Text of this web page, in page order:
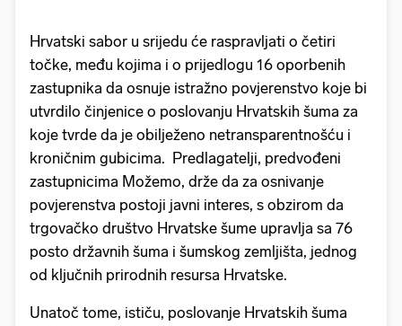
Hrvatski sabor u srijedu će raspravljati o četiri
točke, među kojima i o prijedlogu 16 oporbenih
zastupnika da osnuje istražno povjerenstvo koje bi
utvrdilo činjenice o poslovanju Hrvatskih šuma za
koje tvrde da je obilježeno netransparentnošću i
kroničnim gubicima. Predlagatelji, predvođeni
zastupnicima Možemo, drže da za osnivanje
povjerenstva postoji javni interes, s obzirom da
trgovačko društvo Hrvatske šume upravlja sa 76
posto državnih šuma i šumskog zemljišta, jednog
od ključnih prirodnih resursa Hrvatske.
Unatoč tome, ističu, poslovanje Hrvatskih šuma